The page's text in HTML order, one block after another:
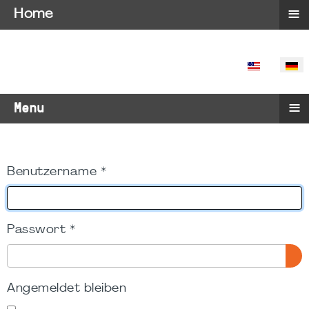
SPRACHE
Menu ≡
Benutzername *
Passwort *
Angemeldet bleiben
Home ≡